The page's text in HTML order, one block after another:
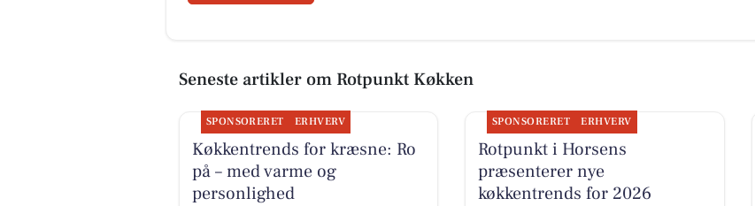
Seneste artikler om Rotpunkt Køkken
SPONSORERET ERHVERV
Køkkentrends for kræsne: Ro
på – med varme og
personlighed
SPONSORERET ERHVERV
Rotpunkt i Horsens
præsenterer nye
køkkentrends for 2026